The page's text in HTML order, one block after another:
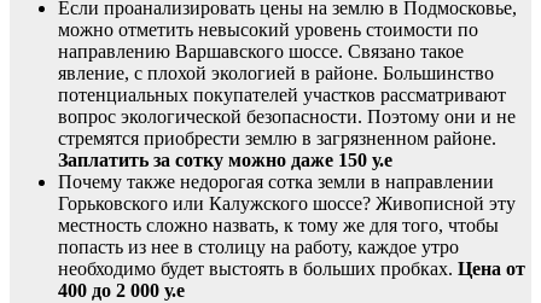
Если проанализировать цены на землю в Подмосковье,
можно отметить невысокий уровень стоимости по
направлению Варшавского шоссе. Связано такое
явление, с плохой экологией в районе. Большинство
потенциальных покупателей участков рассматривают
вопрос экологической безопасности. Поэтому они и не
стремятся приобрести землю в загрязненном районе.
Заплатить за сотку можно даже 150 у.е
Почему также недорогая сотка земли в направлении
Горьковского или Калужского шоссе? Живописной эту
местность сложно назвать, к тому же для того, чтобы
попасть из нее в столицу на работу, каждое утро
необходимо будет выстоять в больших пробках. Цена от
400 до 2 000 у.е